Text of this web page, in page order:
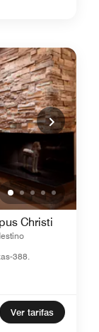
Christi
388.
Ver tarifas